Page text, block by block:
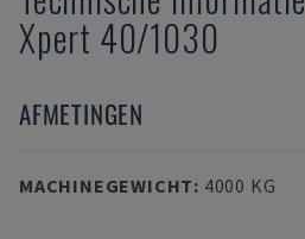
Xpert 40/1030
AFMETINGEN
MACHINEGEWICHT: 4000 KG